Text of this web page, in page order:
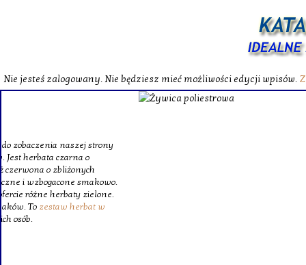
Nie jesteś zalogowany. Nie będziesz mieć możliwości edycji wpisów.